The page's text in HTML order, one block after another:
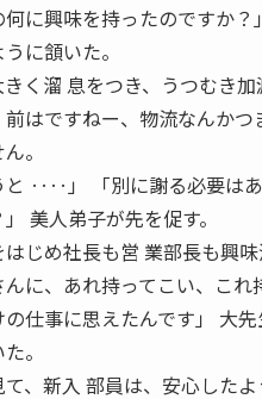
何に興味を持ったのですか
に頷いた。
く溜 息をつき、うつむき加
前はですねー、物流なんか
。
と ‥‥」 「別に謝る必要はあ
美人弟子が先を促す。
じめ社長も営 業部長も興
んに、あれ持ってこい、こ
の仕事に思えたんです」 大
。
、新入 部員は、安心したよ